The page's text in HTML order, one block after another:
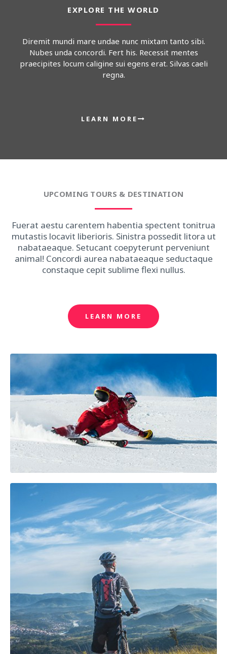
EXPLORE THE WORLD
Diremit mundi mare undae nunc mixtam tanto sibi.
Nubes unda concordi. Fert his. Recessit mentes
praecipites locum caligine sui egens erat. Silvas caeli
regna.
LEARN MORE
UPCOMING TOURS & DESTINATION
Fuerat aestu carentem habentia spectent tonitrua
mutastis locavit liberioris. Sinistra possedit litora ut
nabataeaque. Setucant coepyterunt perveniunt
animal! Concordi aurea nabataeaque seductaque
constaque cepit sublime flexi nullus.
LEARN MORE